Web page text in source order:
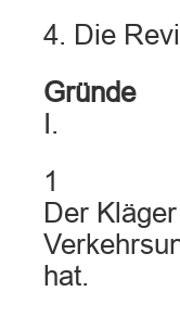
4. Die
Gründe
I.
1
Der
hat.